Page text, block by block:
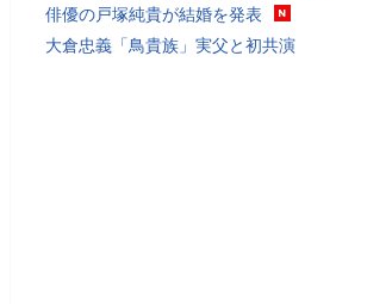
俳優の戸塚純貴が結婚を発表
大倉忠義「鳥貴族」実父と初共演